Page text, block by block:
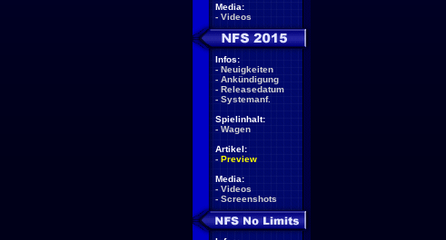
Media:
- Videos
Infos:
- Neuigkeiten
- Ankündigung
- Releasedatum
- Systemanf.
Spielinhalt:
- Wagen
Artikel:
- Preview
Media:
- Videos
- Screenshots